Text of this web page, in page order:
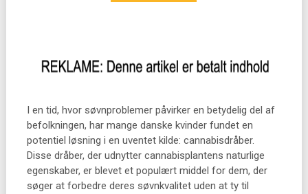
I en tid, hvor søvnproblemer påvirker en betydelig del af
befolkningen, har mange danske kvinder fundet en
potentiel løsning i en uventet kilde: cannabisdråber.
Disse dråber, der udnytter cannabisplantens naturlige
egenskaber, er blevet et populært middel for dem, der
søger at forbedre deres søvnkvalitet uden at ty til